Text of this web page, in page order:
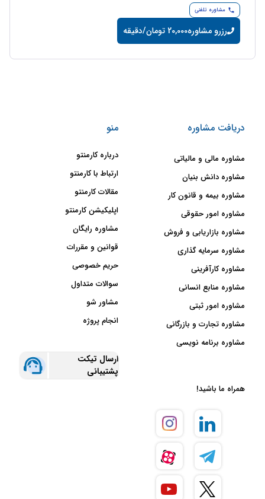
مشاوره تلفنی
رزرو مشاوره20,000 تومان/دقیقه
دریافت مشاوره
مشاوره مالی و مالیاتی
مشاوره دانش بنیان
مشاوره بیمه و قانون کار
مشاوره امور حقوقی
مشاوره بازاریابی و فروش
مشاوره سرمایه گذاری
مشاوره کارآفرینی
مشاوره منابع انسانی
مشاوره امور ثبتی
مشاوره تجارت و بازرگانی
مشاوره برنامه نویسی
منو
درباره کارمنتو
ارتباط با کارمنتو
مقالات کارمنتو
اپلیکیشن کارمنتو
مشاوره رایگان
قوانین و مقررات
حریم خصوصی
سوالات متداول
مشاور شو
انجام پروژه
ارسال تیکت
پشتیبانی
همراه ما باشید!